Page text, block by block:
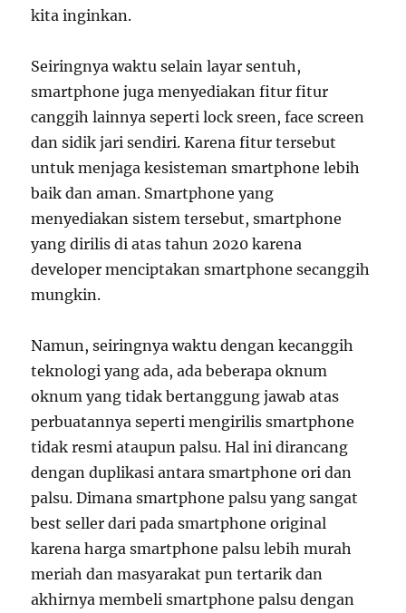
kita inginkan.
Seiringnya waktu selain layar sentuh,
smartphone juga menyediakan fitur fitur
canggih lainnya seperti lock sreen, face screen
dan sidik jari sendiri. Karena fitur tersebut
untuk menjaga kesisteman smartphone lebih
baik dan aman. Smartphone yang
menyediakan sistem tersebut, smartphone
yang dirilis di atas tahun 2020 karena
developer menciptakan smartphone secanggih
mungkin.
Namun, seiringnya waktu dengan kecanggih
teknologi yang ada, ada beberapa oknum
oknum yang tidak bertanggung jawab atas
perbuatannya seperti mengirilis smartphone
tidak resmi ataupun palsu. Hal ini dirancang
dengan duplikasi antara smartphone ori dan
palsu. Dimana smartphone palsu yang sangat
best seller dari pada smartphone original
karena harga smartphone palsu lebih murah
meriah dan masyarakat pun tertarik dan
akhirnya membeli smartphone palsu dengan